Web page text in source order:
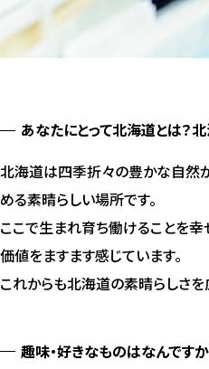
あなたにとって北海道とは？
北海道は四季折々の豊かな自然
める素晴らしい場所です。
ここで生まれ育ち働けることを
価値をますます感じています。
これからも北海道の素晴らしさを
趣味・好きなものはなんですか